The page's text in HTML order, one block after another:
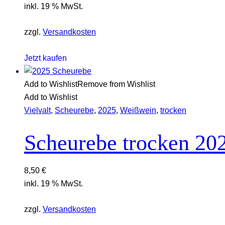
inkl. 19 % MwSt.
zzgl. Versandkosten
Jetzt kaufen
Add to WishlistRemove from Wishlist
Add to Wishlist
Vielvalt, Scheurebe, 2025, Weißwein, trocken
Scheurebe trocken
8,50 €
inkl. 19 % MwSt.
zzgl. Versandkosten